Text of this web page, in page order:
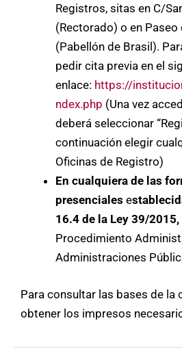
Registros, sitas en C/
(Rectorado) o en
(Pabellón de Brasil).
pedir cita previa en el
enlace: https://
ndex.php (Una vez
deberá seleccionar
continuación elegir
Oficinas de Registro)
En cualquiera de las
presenciales e
16.4 de la Ley 39/
Procedimiento
Administraciones
Para consultar las bases de la
obtener los impresos